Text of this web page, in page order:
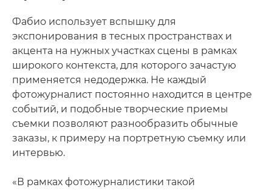
Фабио использует вспышку для
экспонирования в тесных пространствах и
акцента на нужных участках сцены в рамках
широкого контекста, для которого зачастую
применяется недодержка. Не каждый
фотожурналист постоянно находится в центре
событий, и подобные творческие приемы
съемки позволяют разнообразить обычные
заказы, к примеру на портретную съемку или
интервью.
«В рамках фотожурналистики такой